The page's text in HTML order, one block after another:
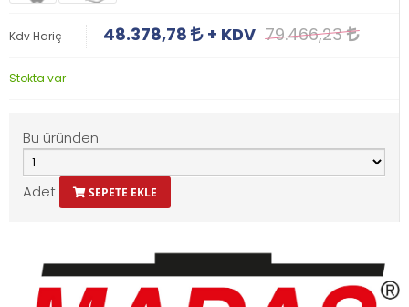
Kdv Hariç 48.378,78 + KDV 79.466,23
Stokta var
Bu üründen
Adet SEPETE EKLE